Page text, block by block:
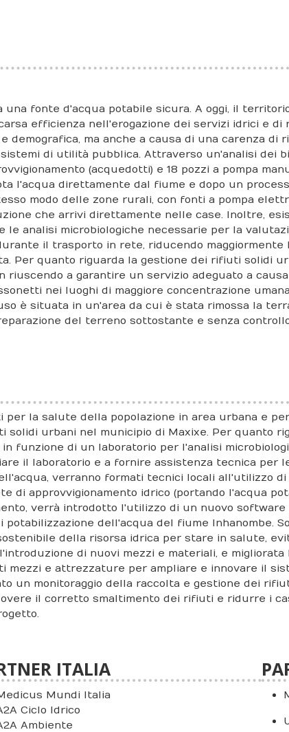
una fonte d'acqua potabile sicura. A oggi, il
efficienza nell'erogazione dei servizi idrici e
ma anche a causa di una carenza di
di utilità pubblica. Attraverso un'analisi dei
(acquedotti) e 18 pozzi a pompa
l'acqua direttamente dal fiume e dopo un
modo delle zone rurali, con fonti a pompa
che arrivi direttamente nelle case. Inoltre,
analisi microbiologiche necessarie per la
il trasporto in rete, riducendo
Per quanto riguarda la gestione dei rifiuti solidi
a garantire un servizio adeguato a
nei luoghi di maggiore concentrazione
è situata in un'area da cui è stata rimossa la
del terreno sottostante e senza
la salute della popolazione in area urbana e
urbani nel municipio di Maxixe. Per quanto
funzione di un laboratorio per l'analisi
il laboratorio e a fornire assistenza tecnica per
verranno formati tecnici locali all'utilizzo
di approvvigionamento idrico (portando l'acqua
verrà introdotto l'utilizzo di un nuovo
dell'acqua del fiume Inhanombe.
della risorsa idrica per stare in salute,
di nuovi mezzi e materiali, e
e attrezzature per ampliare e innovare il
un monitoraggio della raccolta e gestione dei
il corretto smaltimento dei rifiuti e ridurre i
ITALIA
Mundi Italia
Ciclo Idrico
Ambiente